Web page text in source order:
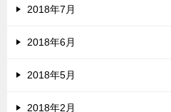
2018年7月
2018年6月
2018年5月
2018年2月